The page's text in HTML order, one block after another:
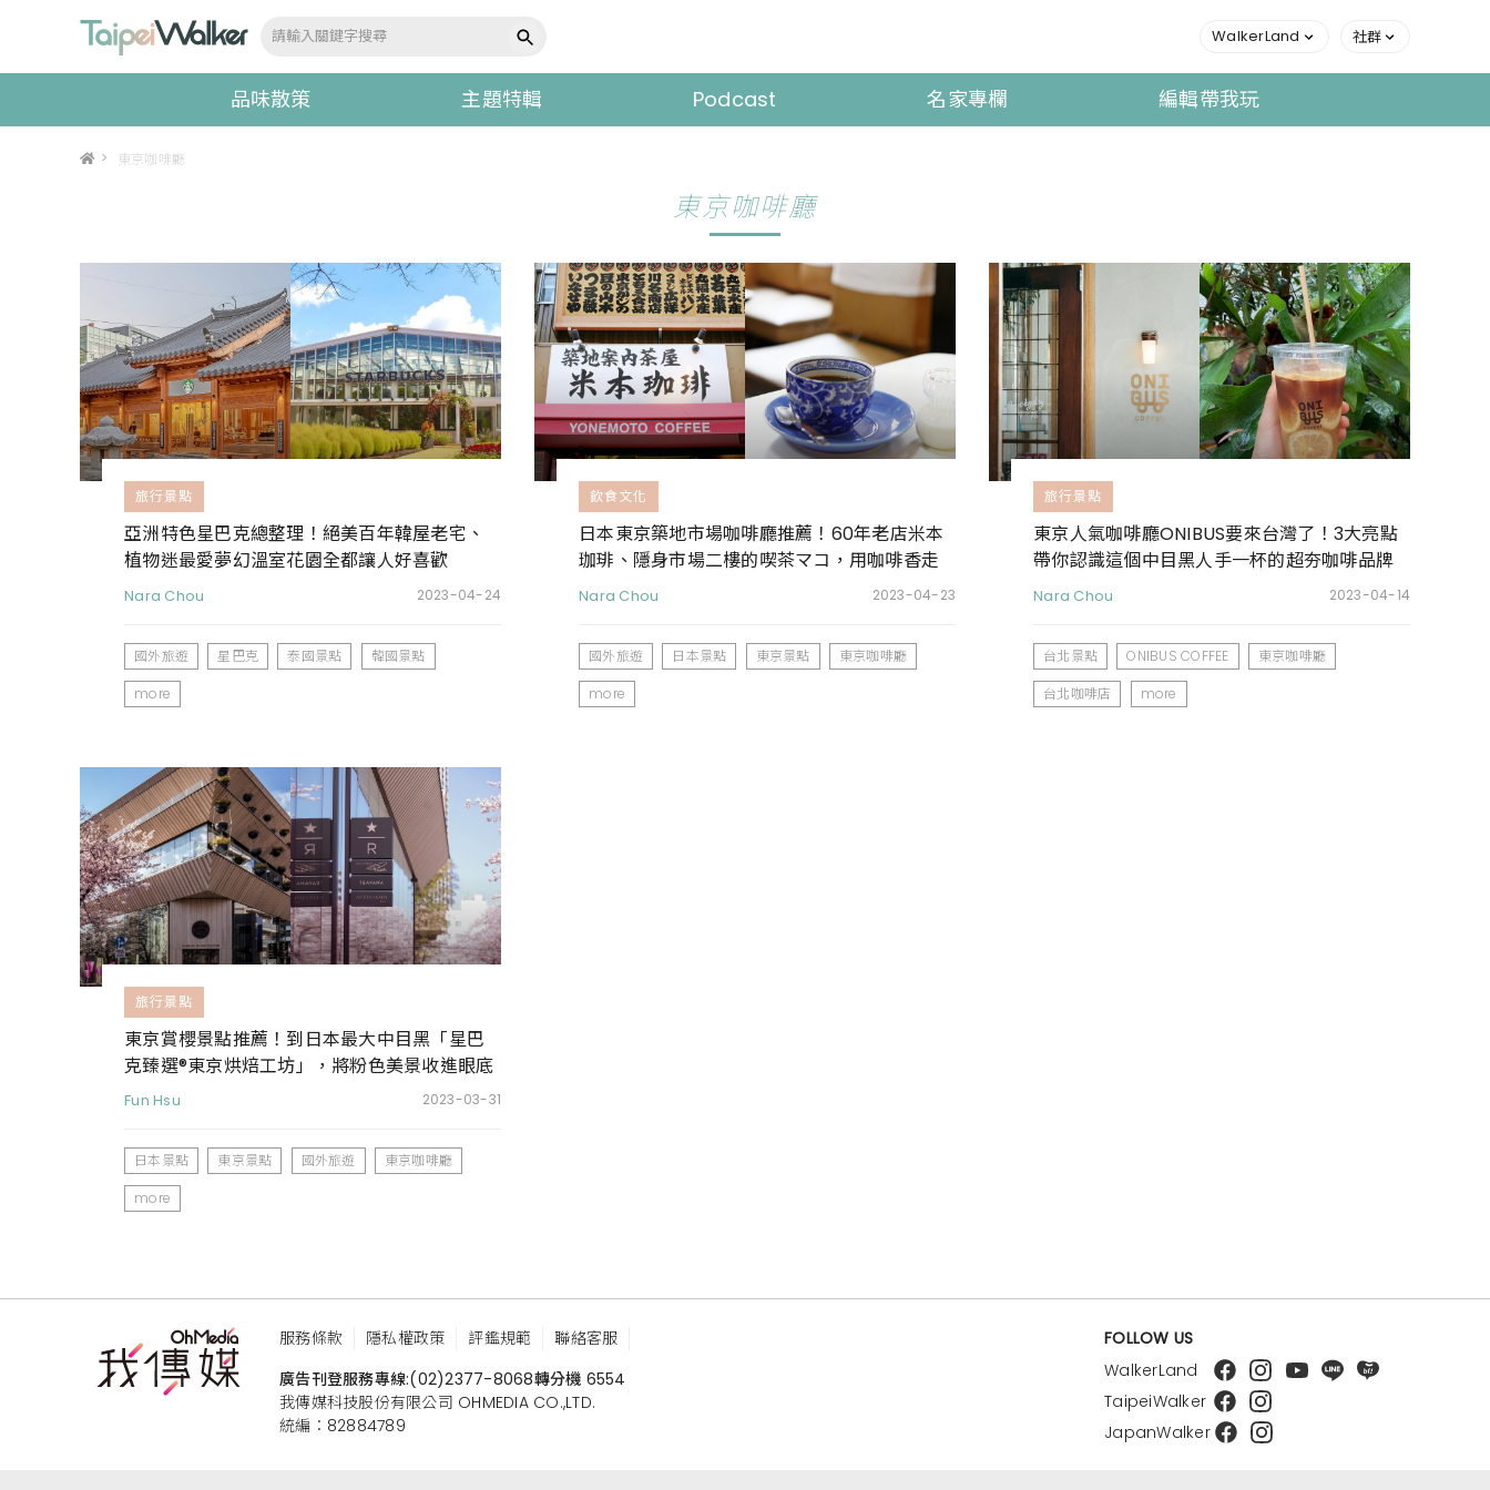
WalkerLand 社群
品味散策 主題特輯 Podcast 名家專欄 編輯帶我玩
> 東京咖啡廳
東京咖啡廳
旅行景點
亞洲特色星巴克總整理！絕美百年韓屋老宅、
植物迷最愛夢幻溫室花園全都讓人好喜歡
Nara Chou 2023-04-24
國外旅遊 星巴克 泰國景點
韓國景點
more
飲食文化
日本東京築地市場咖啡廳推薦！60年老店米本
珈琲、隱身市場二樓的喫茶マコ，用咖啡香走
進日本人的生活
Nara Chou 2023-04-23
國外旅遊 日本景點 東京景點
東京咖啡廳
more
旅行景點
東京人氣咖啡廳ONIBUS要來台灣了！3大亮點
帶你認識這個中目黑人手一杯的超夯咖啡品牌
Nara Chou 2023-04-14
台北景點 ONIBUS COFFEE
東京咖啡廳
台北咖啡店
more
旅行景點
東京賞櫻景點推薦！到日本最大中目黑「星巴
克臻選®東京烘焙工坊」，將粉色美景收進眼底
Fun Hsu 2023-03-31
日本景點 東京景點 國外旅遊
東京咖啡廳
more
服務條款 隱私權政策 評鑑規範
聯絡客服
廣告刊登服務專線:(02)2377-8068轉分機 6554
我傳媒科技股份有限公司 OHMEDIA CO.,LTD.
統編：82884789
FOLLOW US
WalkerLand
TaipeiWalker
JapanWalker